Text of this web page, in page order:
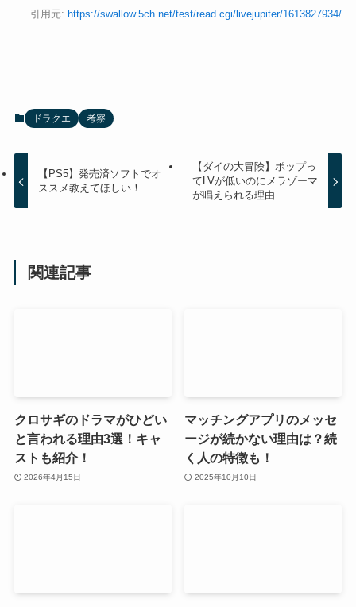
引用元: https://swallow.5ch.net/test/read.cgi/livejupiter/1613827934/
ドラクエ 考察
【PS5】発売済ソフトでオ
ススメ教えてほしい！
【ダイの大冒険】ポップっ
てLVが低いのにメラゾーマ
が唱えられる理由
関連記事
クロサギのドラマがひどい
と言われる理由3選！キャ
ストも紹介！
2026年4月15日
マッチングアプリのメッセ
ージが続かない理由は？続
く人の特徴も！
2025年10月10日